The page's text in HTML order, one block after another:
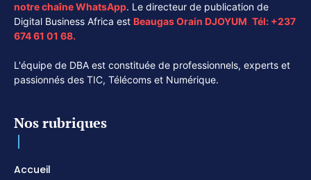
notre chaîneWhatsApp. Le directeur de publication de
Digital Business Africa est Beaugas Orain DJOYUM. Tél: +237
674 61 01 68.
L'équipe de DBA est constituée de professionnels, experts et
passionnés des TIC, Télécoms et Numérique.
Nos rubriques
Accueil